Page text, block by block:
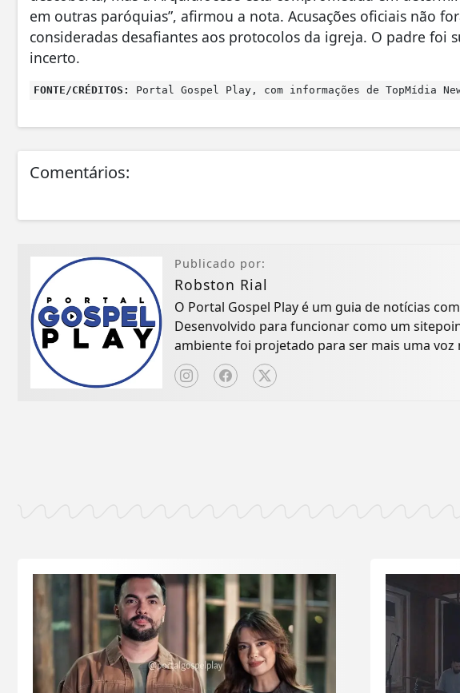
em outras paróquias”, afirmou a nota. Acusações oficiais não
consideradas desafiantes aos protocolos da igreja. O padre foi
incerto.
FONTE/CRÉDITOS: Portal Gospel Play, com informações de TopMídia
Comentários:
Publicado por:
Robston Rial
O Portal Gospel Play é um guia de notícias
Desenvolvido para funcionar como um
ambiente foi projetado para ser mais uma voz